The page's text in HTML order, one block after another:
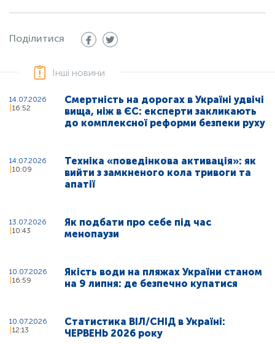
Поділитися
Інші новини
14.07.2026
16:52
Смертність на дорогах в Україні удвічі
вища, ніж в ЄС: експерти закликають
до комплексної реформи безпеки руху
14.07.2026
10:09
Техніка «поведінкова активація»: як
вийти з замкненого кола тривоги та
апатії
13.07.2026
10:43
Як подбати про себе під час
менопаузи
10.07.2026
16:59
Якість води на пляжах України станом
на 9 липня: де безпечно купатися
10.07.2026
12:13
Статистика ВІЛ/СНІД в Україні:
ЧЕРВЕНЬ 2026 року